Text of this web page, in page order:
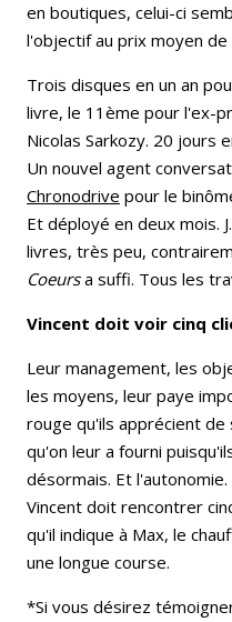
en boutiques, celui-ci
l'objectif au prix moyen de
Trois disques en un an
livre, le 11ème pour l'ex-
Nicolas Sarkozy. 20 jours
Un nouvel agent
Chronodrive pour le
Et déployé en deux mois.
livres, très peu,
Coeursa suffi. Tous les
Vincent doit voir cinq
Leur management, les
les moyens, leur paye
rouge qu'ils apprécient
qu'on leur a fourni
désormais. Et l'autonomie.
Vincent doit rencontrer
qu'il indique à Max, le
une longue course.
*Si vous désirez